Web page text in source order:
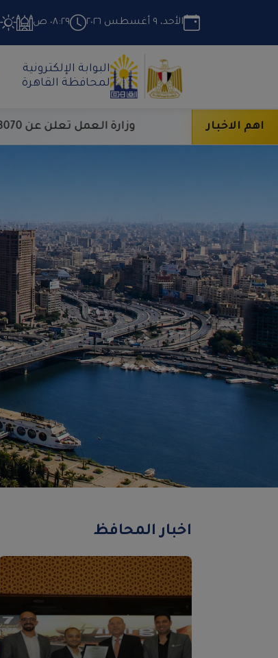
الأحد، ٩ أغسطس ٢٠٢٦ ٠٨:٢٩ ص
البوابة الإلكترونية
لمحافظة القاهرة
اهم الاخباروزارة العمل تعلن عن 3070 فرصة عمل بمجموعة مقاولات شهيرة
Previous
اخبار المحافظ